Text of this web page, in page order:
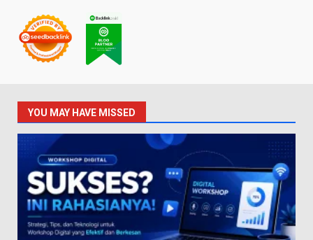
YOU MAY HAVE MISSED